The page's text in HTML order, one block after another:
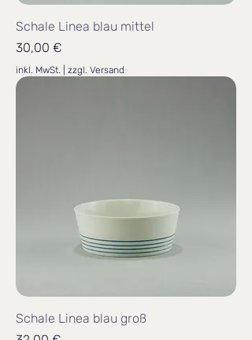
Schale Linea blau mittel
Preis
30,00 €
inkl. MwSt. zzgl. Versand
Schale Linea blau groß